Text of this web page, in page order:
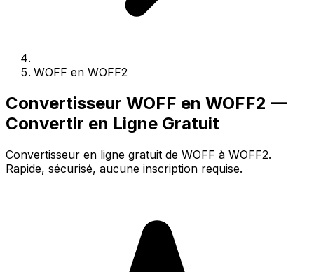
WOFF en WOFF2
Convertisseur WOFF en WOFF2 —
Convertir en Ligne Gratuit
Convertisseur en ligne gratuit de WOFF à WOFF2.
Rapide, sécurisé, aucune inscription requise.